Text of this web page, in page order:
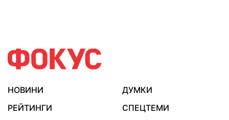
НОВИНИ
ДУМКИ
РЕЙТИНГИ
СПЕЦТЕМИ